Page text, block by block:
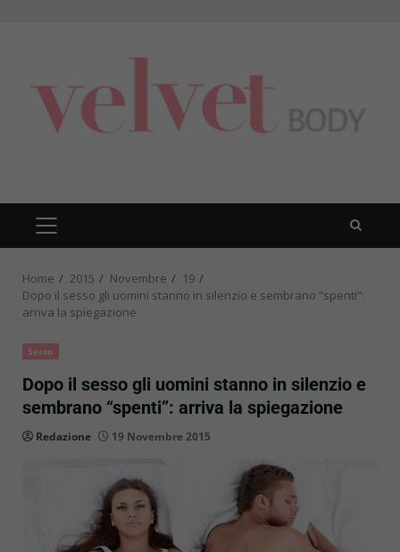
PRIMARY
MENU
Home 2015 Novembre
19
Dopo il sesso gli uomini stanno in silenzio e sembrano “spenti”:
arriva la spiegazione
Sesso
Dopo il sesso gli uomini stanno in silenzio e
sembrano “spenti”: arriva la spiegazione
Redazione 19 Novembre 2015